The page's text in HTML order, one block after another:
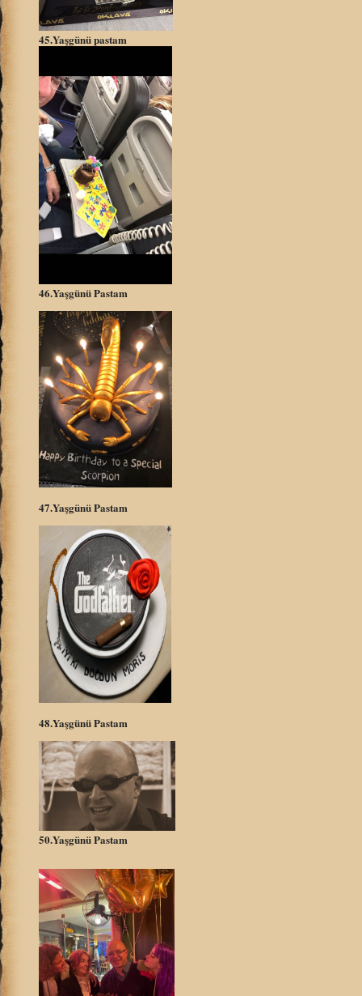
45.Yaşgünü pastam
46.Yaşgünü Pastam
47.Yaşgünü Pastam
48.Yaşgünü Pastam
50.Yaşgünü Pastam